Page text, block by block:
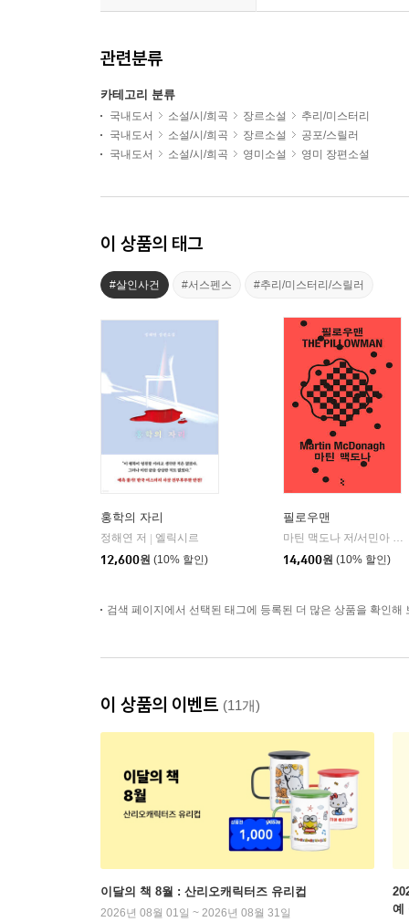
관련분류
카테고리 분류
국내도서 소설/시/희곡 장르소설
추리/미스터리
국내도서
소설/시/희곡 장르소설
공포/스릴러
국내도서
소설/시/희곡 영미소설 영미 장편소설
이 상품의 태그
#살인사건 #서스펜스 #추리/미스터리/스릴러
홍학의 자리
정해연 저
엘릭시르
12,600원 (10% 할인)
필로우맨
마틴 맥도나 저/서민아 역
14,400원 (10% 할인)
검색 페이지에서 선택된 태그에 등록된 더 많은 상품을 확인해
이 상품의 이벤트 (11개)
이달의 책 8월 : 산리오캐릭터즈 유리컵
2026년 08월 01일 ~ 2026년 08월 31일
예